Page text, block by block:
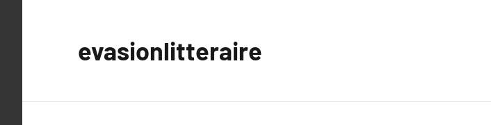
evasionlitteraire